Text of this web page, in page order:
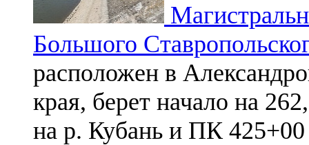
Большого
расположен в
края, берет начало на
на р. Кубань и ПК